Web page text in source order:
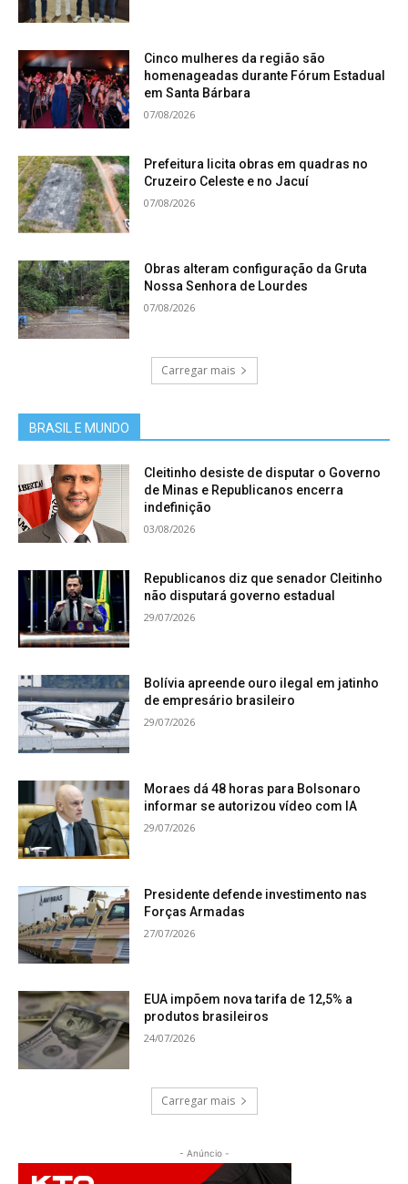
Cinco mulheres da região são
homenageadas durante Fórum Estadual
em Santa Bárbara
07/08/2026
Prefeitura licita obras em quadras no
Cruzeiro Celeste e no Jacuí
07/08/2026
Obras alteram configuração da Gruta
Nossa Senhora de Lourdes
07/08/2026
Carregar mais
BRASIL E MUNDO
Cleitinho desiste de disputar o Governo
de Minas e Republicanos encerra
indefinição
03/08/2026
Republicanos diz que senador Cleitinho
não disputará governo estadual
29/07/2026
Bolívia apreende ouro ilegal em jatinho
de empresário brasileiro
29/07/2026
Moraes dá 48 horas para Bolsonaro
informar se autorizou vídeo com IA
29/07/2026
Presidente defende investimento nas
Forças Armadas
27/07/2026
EUA impõem nova tarifa de 12,5% a
produtos brasileiros
24/07/2026
Carregar mais
- Anúncio -